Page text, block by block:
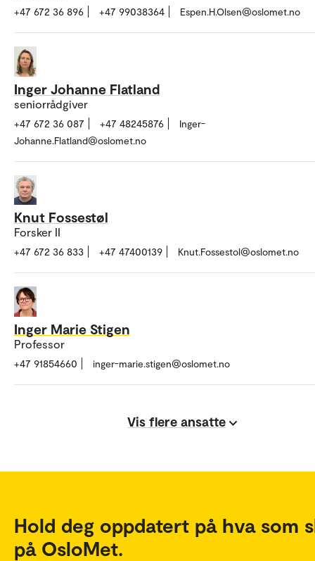
+47 672 36 896 +47 99038364 Espen.H.Olsen@oslomet.no
Inger Johanne Flatland
seniorrådgiver
+47 672 36 087 +47 48245876
Inger-
Johanne.Flatland@oslomet.no
Knut Fossestøl
Forsker II
+47 672 36 833 +47 47400139 Knut.Fossestol@oslomet.no
Inger Marie Stigen
Professor
+47 91854660 inger-marie.stigen@oslomet.no
Vis flere ansatte
Hold deg oppdatert på hva som
på OsloMet.